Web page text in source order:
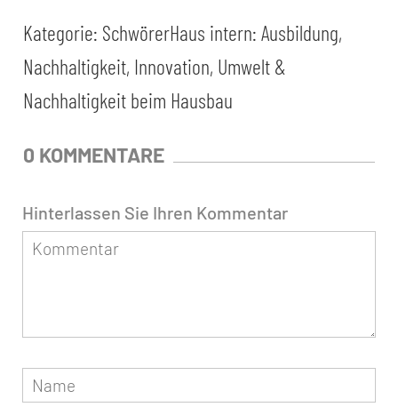
Kategorie: SchwörerHaus intern: Ausbildung,
Nachhaltigkeit, Innovation, Umwelt &
Nachhaltigkeit beim Hausbau
0 KOMMENTARE
Hinterlassen Sie Ihren Kommentar